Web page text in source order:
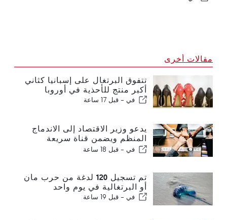
مقالات أخرى
تتفوق البرتغال على إسبانيا كثاني
أكبر منتج للأحذية في أوروبا
في - قبل 17 ساعة
يدعو وزير الاقتصاد إلى الاندماج
المنظم ويضمن قناة سريعة
للمهاجرين
في - قبل 18 ساعة
تم تسجيل 120 لدغة من حرب مان
أو البرتغالية في يوم واحد
في - قبل 19 ساعة